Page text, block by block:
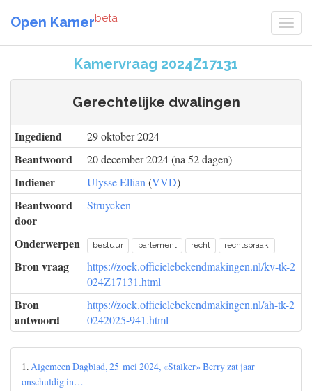
Open Kamerbeta
Kamervraag 2024Z17131
Gerechtelijke dwalingen
Ingediend 29 oktober 2024
Beantwoord 20 december 2024 (na 52 dagen)
Indiener Ulysse Ellian (VVD)
Beantwoord
door
Struycken
Onderwerpen bestuur parlement recht rechtspraak
Bron vraag
https://zoek.officielebekendmakingen.nl/kv-tk-2
024Z17131.html
Bron
antwoord
https://zoek.officielebekendmakingen.nl/ah-tk-2
0242025-941.html
1.Algemeen Dagblad, 25 mei 2024, «Stalker» Berry zat jaar
onschuldig in…